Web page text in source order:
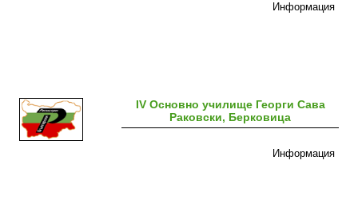
Информация
ІV Основно училище Георги Сава
Раковски, Берковица
Информация